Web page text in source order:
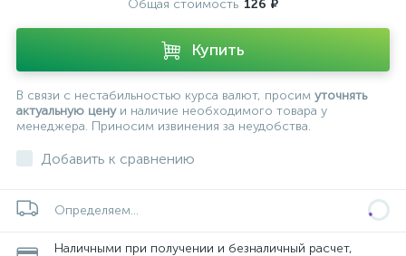
Общая стоимость 126 ₽
Купить
В связи с нестабильностью курса валют, просим уточнять
актуальную ценуи наличие необходимого товара у
менеджера. Приносим извинения за неудобства.
Добавить к сравнению
Определяем...
Наличными при получении и безналичный расчет,